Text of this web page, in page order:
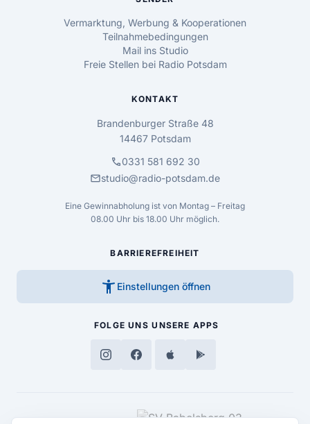
Vermarktung, Werbung & Kooperationen
Teilnahmebedingungen
Mail ins Studio
Freie Stellen bei Radio Potsdam
KONTAKT
Brandenburger Straße 48
14467 Potsdam
call0331 581 692 30
mailstudio@radio-potsdam.de
Eine Gewinnabholung ist von Montag – Freitag
08.00 Uhr bis 18.00 Uhr möglich.
BARRIEREFREIHEIT
accessibility_new Einstellungen öffnen
FOLGE UNS UNSERE APPS
MEDIENPARTNER